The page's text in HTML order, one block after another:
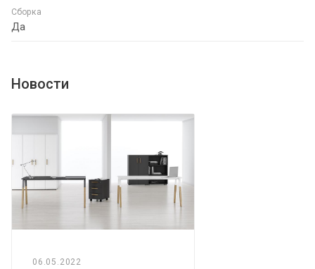
Сборка
Да
Новости
06.05.2022